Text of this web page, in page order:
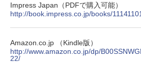
Impress Japan（PDFで購入可能）
http://book.impress.co.jp/books/
Amazon.co.jp （Kindle版）
http://www.amazon.co.jp/dp/
22/